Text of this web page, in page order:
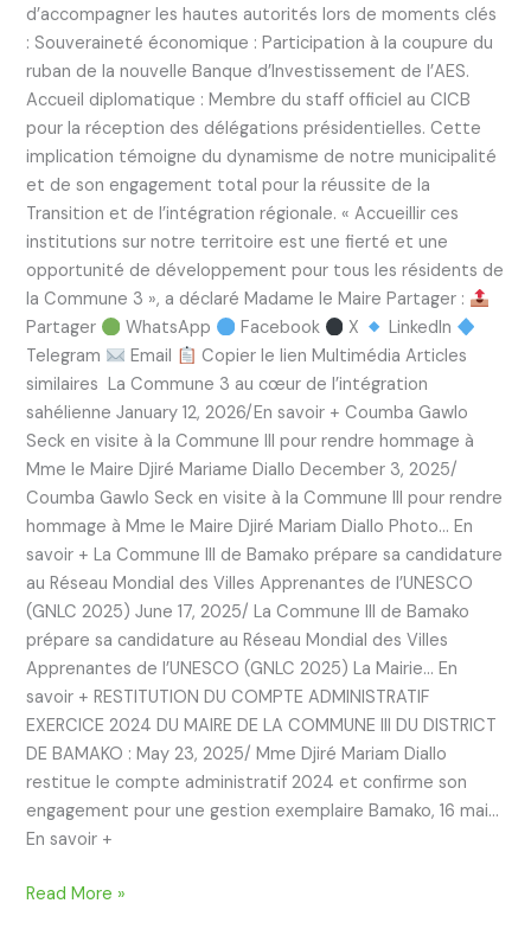
d’accompagner les hautes autorités lors de moments clés
: ​Souveraineté économique : Participation à la coupure du
ruban de la nouvelle Banque d’Investissement de l’AES. ​
Accueil diplomatique : Membre du staff officiel au CICB
pour la réception des délégations présidentielles. ​Cette
implication témoigne du dynamisme de notre municipalité
et de son engagement total pour la réussite de la
Transition et de l’intégration régionale. ​« Accueillir ces
institutions sur notre territoire est une fierté et une
opportunité de développement pour tous les résidents de
la Commune 3 », a déclaré Madame le Maire Partager :
Partager
WhatsApp Facebook X
LinkedIn
Telegram
Email
Copier le lien Multimédia Articles
similaires La Commune 3 au cœur de l’intégration
sahélienne January 12, 2026/En savoir + Coumba Gawlo
Seck en visite à la Commune III pour rendre hommage à
Mme le Maire Djiré Mariame Diallo December 3, 2025/
Coumba Gawlo Seck en visite à la Commune III pour rendre
hommage à Mme le Maire Djiré Mariam Diallo Photo… En
savoir + La Commune III de Bamako prépare sa candidature
au Réseau Mondial des Villes Apprenantes de l’UNESCO
(GNLC 2025) June 17, 2025/ La Commune III de Bamako
prépare sa candidature au Réseau Mondial des Villes
Apprenantes de l’UNESCO (GNLC 2025) La Mairie… En
savoir + RESTITUTION DU COMPTE ADMINISTRATIF
EXERCICE 2024 DU MAIRE DE LA COMMUNE III DU DISTRICT
DE BAMAKO : May 23, 2025/ Mme Djiré Mariam Diallo
restitue le compte administratif 2024 et confirme son
engagement pour une gestion exemplaire Bamako, 16 mai…
En savoir +
Read More »